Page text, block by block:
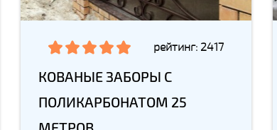
рейтинг: 2417
КОВАНЫЕ ЗАБОРЫ С
ПОЛИКАРБОНАТОМ 25